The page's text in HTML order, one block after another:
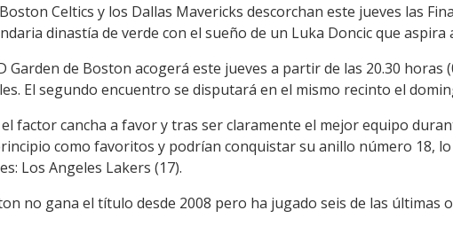
Celtics y los Dallas Mavericks descorchan este jueves las
dinastía de verde con el sueño de un Luka Doncic que aspira
Garden de Boston acogerá este jueves a partir de las 20.30
El segundo encuentro se disputará en el mismo recinto el
factor cancha a favor y tras ser claramente el mejor equipo
como favoritos y podrían conquistar su anillo número 18,
Los Angeles Lakers (17).
no gana el título desde 2008 pero ha jugado seis de las últimas